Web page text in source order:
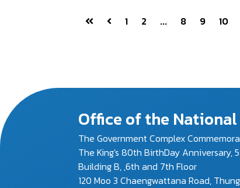
1 2 ... 8 9 10
Office of the
The Government Complex
The King's 80th BirthDay Anniversary,
Building B, ,6th and 7th Floor
120 Moo 3 Chaengwattana Road,